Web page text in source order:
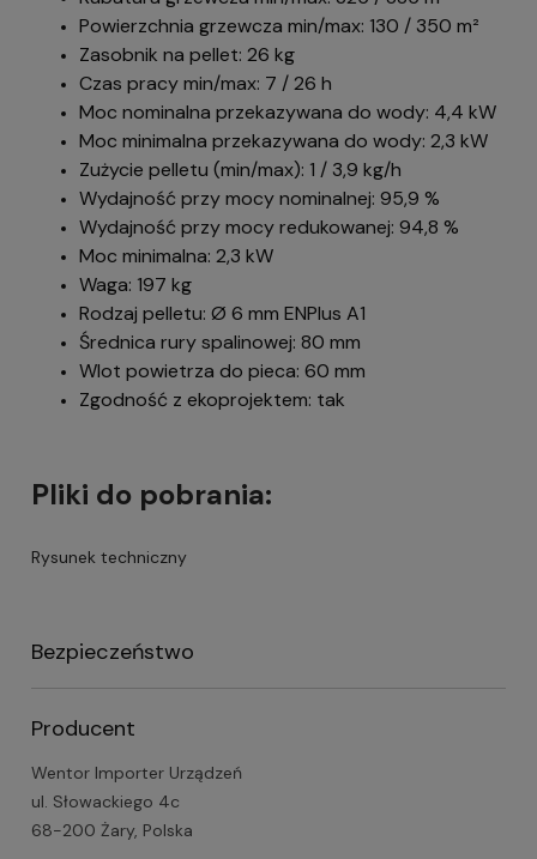
Powierzchnia grzewcza min/max: 130 / 350 m²
Zasobnik na pellet: 26 kg
Czas pracy min/max: 7 / 26 h
Moc nominalna przekazywana do wody: 4,4 kW
Moc minimalna przekazywana do wody: 2,3 kW
Zużycie pelletu (min/max): 1 / 3,9 kg/h
Wydajność przy mocy nominalnej: 95,9 %
Wydajność przy mocy redukowanej: 94,8 %
Moc minimalna: 2,3 kW
Waga: 197 kg
Rodzaj pelletu: Ø 6 mm ENPlus A1
Średnica rury spalinowej: 80 mm
Wlot powietrza do pieca: 60 mm
Zgodność z ekoprojektem: tak
Pliki do pobrania:
Rysunek techniczny
Bezpieczeństwo
Producent
Wentor Importer Urządzeń
ul. Słowackiego 4c
68-200 Żary, Polska